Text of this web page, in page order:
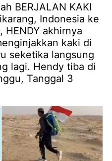
BERJALAN KAKI
Indonesia ke
HENDY akhirnya
kaki di
seketika langsung
lagi. Hendy tiba di
Tanggal 3